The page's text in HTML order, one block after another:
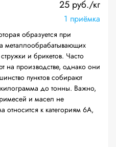
25 руб./кг
1 приёмка
образуется при
металлообрабатывающих
и брикетов. Часто
на производстве, однако они
пунктов собирают
до тонны. Важно,
и масел не
к категориям 6А,